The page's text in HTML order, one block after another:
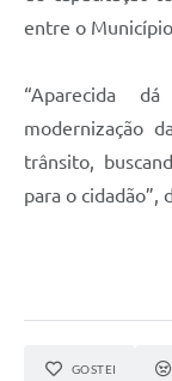
entre o
“Aparecida
modernização
trânsito,
para o cidadão”,
GOSTEI